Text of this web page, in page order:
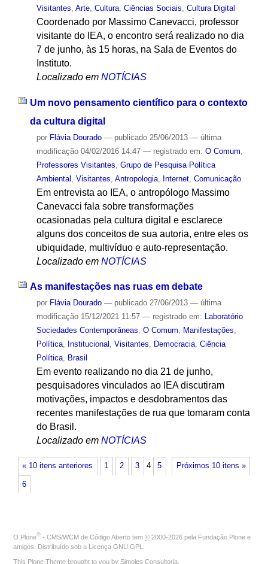
Visitantes Arte, Cultura, Ciências Sociais Cultura Digital
Coordenado por Massimo Canevacci, professor
visitante do IEA, o encontro será realizado no dia
7 de junho, às 15 horas, na Sala de Eventos do
Instituto.
Localizado em NOTÍCIAS
Um novo pensamento científico para o contexto
da cultura digital
por Flávia Dourado — publicado25/06/2013 — última
modificação04/02/2016 14:47 — registrado em: O Comum
Professores Visitantes Grupo de Pesquisa Política
Ambiental Visitantes Antropologia, Internet, Comunicação
Em entrevista ao IEA, o antropólogo Massimo
Canevacci fala sobre transformações
ocasionadas pela cultura digital e esclarece
alguns dos conceitos de sua autoria, entre eles os
ubiquidade, multivíduo e auto-representação.
Localizado em NOTÍCIAS
As manifestações nas ruas em debate
por Flávia Dourado — publicado27/06/2013 — última
modificação15/12/2021 11:57 — registrado em: Laboratório
Sociedades Contemporâneas, O Comum, Manifestações,
Política, Institucional , Visitantes, Democracia, Ciência
Política, Brasil
Em evento realizando no dia 21 de junho,
pesquisadores vinculados ao IEA discutiram
motivações, impactos e desdobramentos das
recentes manifestações de rua que tomaram conta
do Brasil.
Localizado em NOTÍCIAS
« 10 itens anteriores Próximos 10 itens »
1 2 3 4 5
6
O Plone® - CMS/WCM de Código Aberto tem © 2000-2026 pela Fundação Plone e
amigos. Distribuído sob a Licença GNU GPL
This Plone Theme brought to you by Simples Consultoria